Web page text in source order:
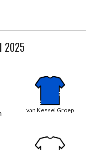
2025
van Kessel Groep